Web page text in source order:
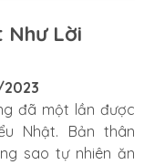
Như Lời
đã một lần được
Nhật. Bản thân
sao tự nhiên ăn